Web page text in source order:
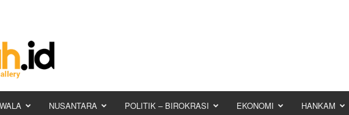
NUSANTARA POLITIK – BIROKRASI EKONOMI HANKAM